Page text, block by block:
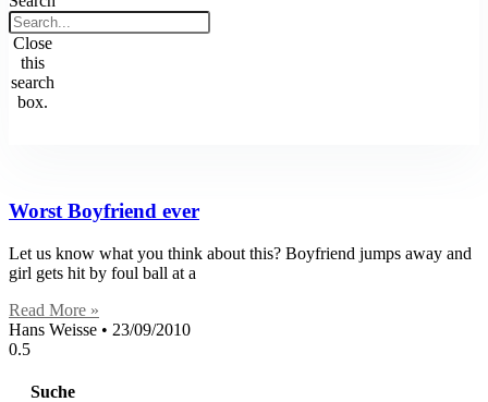
Close
this
search
box.
Worst Boyfriend ever
Let us know what you think about this? Boyfriend jumps away and
girl gets hit by foul ball at a
Read More »
Hans Weisse
23/09/2010
Suche